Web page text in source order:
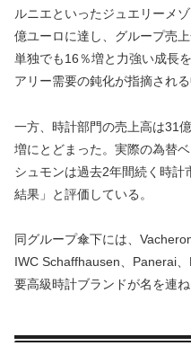
ルニエといったジュエリーメ
億ユーロに達し、グループ売
単独でも16％増と力強い成長
アリー需要の鈍化が指摘され
一方、時計部門の売上高は31
増にとどまった。実際の為替
シュモンは過去2年間続く時計
結果」と評価している。
同グループ傘下には、
IWC Schaffhausen、Panerai
要高級時計ブランドが名を連ね